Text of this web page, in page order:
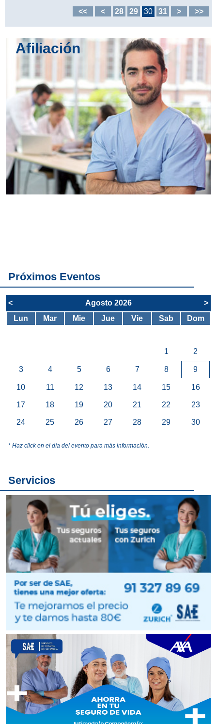
<< < 28 29 30 31 > >>
Afiliación
Próximos Eventos
< Agosto 2026
>
Lun
Mar Mie Jue Vie Sab Dom
1 2
3 4 5 6 7 8 9
10 11 12 13 14 15 16
17 18 19 20 21 22 23
24 25 26 27 28 29 30
* Haz click en el día del evento para más información.
Servicios